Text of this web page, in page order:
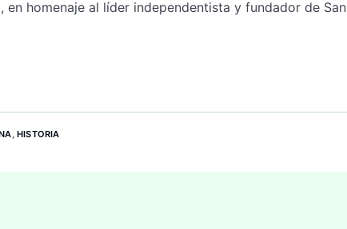
homenaje al líder independentista y fundador de San
,HISTORIA